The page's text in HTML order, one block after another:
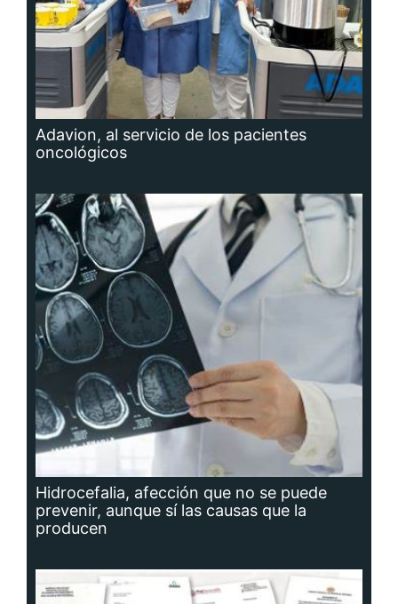
Adavion, al servicio de los pacientes
oncológicos
Hidrocefalia, afección que no se puede
prevenir, aunque sí las causas que la
producen